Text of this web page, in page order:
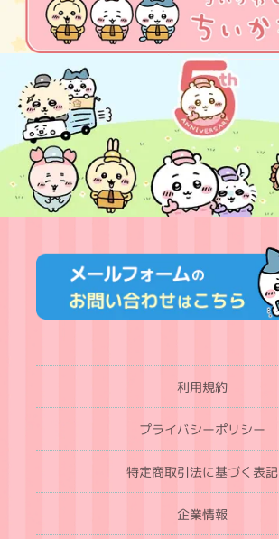
利用規約
プライバシーポリシー
特定商取引法に基づく表記
企業情報